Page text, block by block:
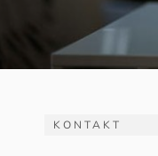
KONTAKT